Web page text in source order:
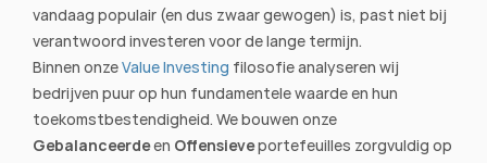
vandaag populair (en dus zwaar gewogen) is, past niet bij
verantwoord investeren voor de lange termijn.
Binnen onze Value Investing filosofie analyseren wij
bedrijven puur op hun fundamentele waarde en hun
Gebalanceerde en Offensieve portefeuilles zorgvuldig op